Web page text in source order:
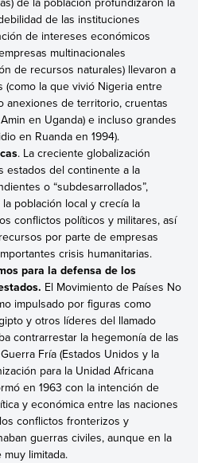
de las instituciones
de intereses económicos
multinacionales
de recursos naturales) llevaron a
(como la que vivió Nigeria entre
anexiones de territorio, cruentas
en Uganda) e incluso grandes
en Ruanda en 1994).
. La creciente globalización
estados del continente a la
o “subdesarrollados”,
población local y crecía la
conflictos políticos y militares, así
por parte de empresas
crisis humanitarias.
para la defensa de los
El Movimiento de Países No
impulsado por figuras como
y otros líderes del llamado
contrarrestar la hegemonía de las
Fría (Estados Unidos y la
para la Unidad Africana
en 1963 con la intención de
y económica entre las naciones
conflictos fronterizos y
guerras civiles, aunque en la
limitada.